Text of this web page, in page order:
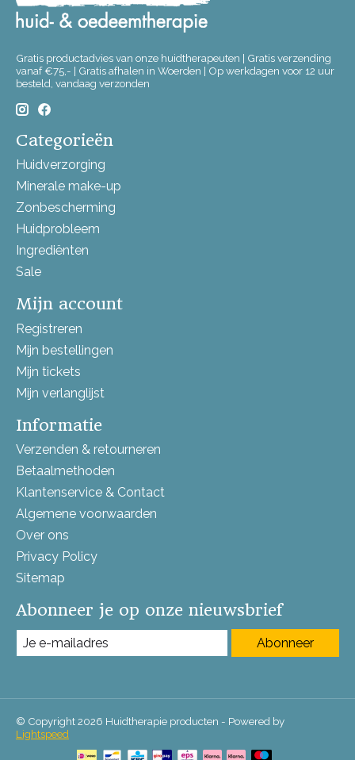
Gratis productadvies van onze huidtherapeuten | Gratis verzending
vanaf €75,- | Gratis afhalen in Woerden | Op werkdagen voor 12 uur
besteld, vandaag verzonden
Categorieën
Huidverzorging
Minerale make-up
Zonbescherming
Huidprobleem
Ingrediënten
Sale
Mijn account
Registreren
Mijn bestellingen
Mijn tickets
Mijn verlanglijst
Informatie
Verzenden & retourneren
Betaalmethoden
Klantenservice & Contact
Algemene voorwaarden
Over ons
Privacy Policy
Sitemap
Abonneer je op onze nieuwsbrief
Abonneer
© Copyright 2026 Huidtherapie producten - Powered by
Lightspeed